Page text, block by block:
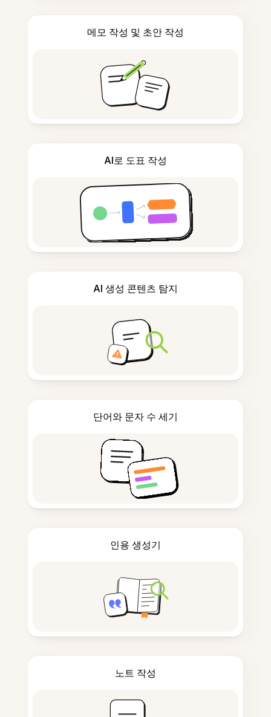
메모 작성 및 초안 작성
AI로 도표 작성
AI 생성 콘텐츠 탐지
단어와 문자 수 세기
인용 생성기
노트 작성